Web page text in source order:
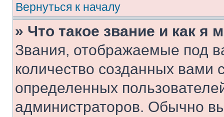
Вернуться к началу
» Что такое звание и как я
Звания, отображаемые под
количество созданных
определенных
администраторов. Обычно